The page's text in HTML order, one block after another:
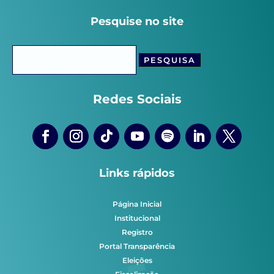
Pesquise no site
Redes Sociais
Links rápidos
Página Inicial
Institucional
Registro
Portal Transparência
Eleições